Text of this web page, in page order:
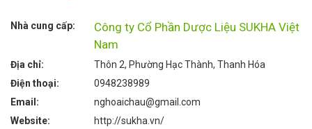
Nhà cung cấp:
Công ty Cổ Phần Dược Liệu SUKHA Việt
Nam
Địa chỉ:
Thôn 2, Phường Hạc Thành, Thanh Hóa
Điện thoại:
0948238989
Email:
nghoaichau@gmail.com
Website:
http://sukha.vn/